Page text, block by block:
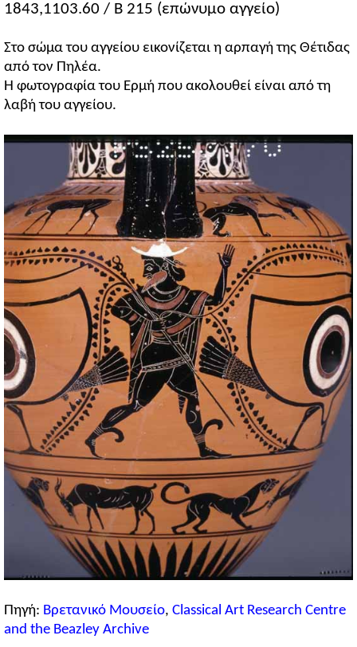
1843,1103.60 / Β 215 (επώνυμο αγγείο)
Στο σώμα του αγγείου εικονίζεται η αρπαγή της Θέτιδας
από τον Πηλέα.
Η φωτογραφία του Ερμή που ακολουθεί είναι από τη
λαβή του αγγείου.
Πηγή: Βρετανικό Μουσείο, Classical Art Research Centre
and the Beazley Archive